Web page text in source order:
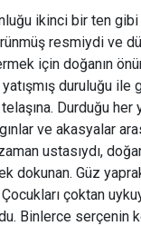
ikinci bir ten gibi
resmiydi ve
için doğanın
yatışmış duruluğu
telaşına. Durduğu
ve akasyalar
ustasıydı,
dokunan. Güz
çoktan
Binlerce serçenin